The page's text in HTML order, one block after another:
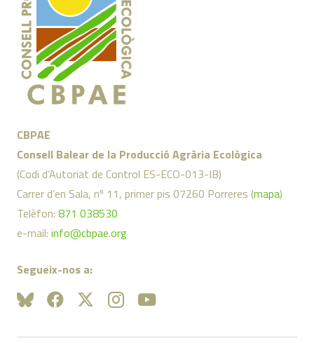
CBPAE
Consell Balear de la Producció Agrària Ecològica
(Codi d’Autoriat de Control ES-ECO-013-IB)
Carrer d’en Sala, nº 11, primer pis 07260 Porreres (mapa)
Telèfon: 871 038530
e-mail: info@cbpae.org
Segueix-nos a: